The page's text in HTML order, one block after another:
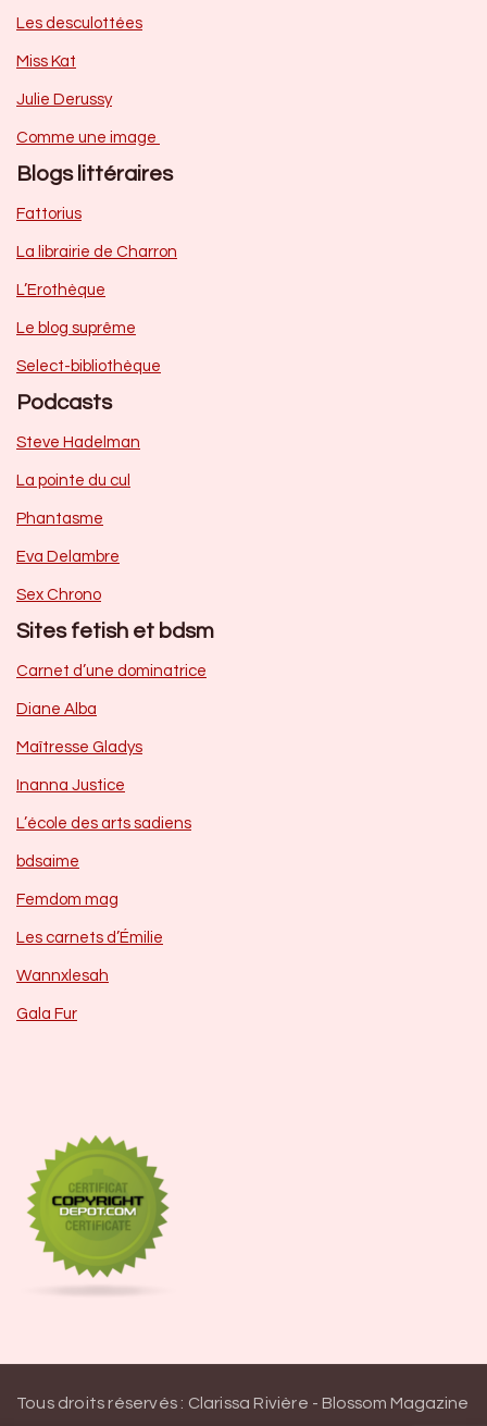
Les desculottées
Miss Kat
Julie Derussy
Comme une image
Blogs littéraires
Fattorius
La librairie de Charron
L’Erothèque
Le blog suprême
Select-bibliothèque
Podcasts
Steve Hadelman
La pointe du cul
Phantasme
Eva Delambre
Sex Chrono
Sites fetish et bdsm
Carnet d’une dominatrice
Diane Alba
Maîtresse Gladys
Inanna Justice
L’école des arts sadiens
bdsaime
Femdom mag
Les carnets d’Émilie
Wannxlesah
Gala Fur
Tous droits réservés : Clarissa Rivière - Blossom Magazine